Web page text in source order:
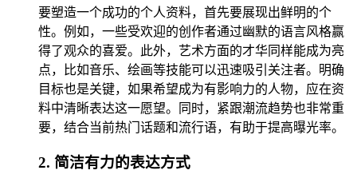
要塑造一个成功的个人资料，首先要展现出鲜明的个
性。例如，一些受欢迎的创作者通过幽默的语言风格赢
得了观众的喜爱。此外，艺术方面的才华同样能成为亮
点，比如音乐、绘画等技能可以迅速吸引关注者。明确
目标也是关键，如果希望成为有影响力的人物，应在资
料中清晰表达这一愿望。同时，紧跟潮流趋势也非常重
要，结合当前热门话题和流行语，有助于提高曝光率。
2. 简洁有力的表达方式